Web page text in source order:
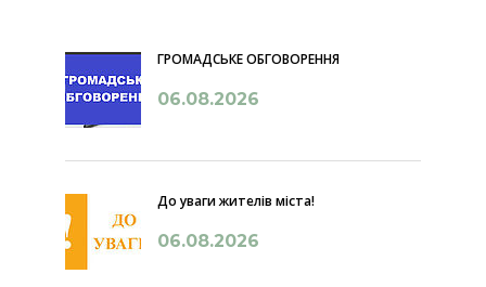
ГРОМАДСЬКЕ ОБГОВОРЕННЯ
06.08.2026
До уваги жителів міста!
06.08.2026